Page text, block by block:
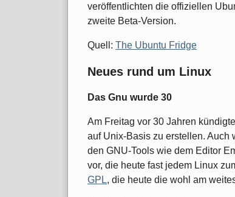
veröffentlichten die offiziellen
zweite Beta-Version.
Quell: The Ubuntu Fridge
Neues rund um Linux
Das Gnu wurde 30
Am Freitag vor 30 Jahren
auf Unix-Basis zu erstellen. Auch
den GNU-Tools wie dem Editor
vor, die heute fast jedem Linux
GPL, die heute die wohl am